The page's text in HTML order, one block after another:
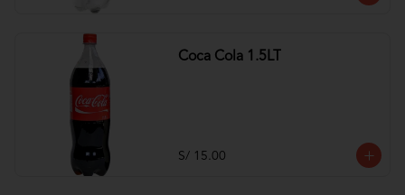
Coca Cola 1.5LT
S/ 15.00